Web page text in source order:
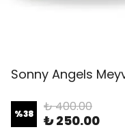
Sonny Angels
%38 ₺ 400.00
₺ 250.00